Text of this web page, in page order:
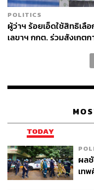
POLITICS
ผู้ว่าฯ ร้อยเอ็ดใช้สิทธิเ
เลขาฯ กกต. ร่วมสังเกต
TODAY
ผล
เท